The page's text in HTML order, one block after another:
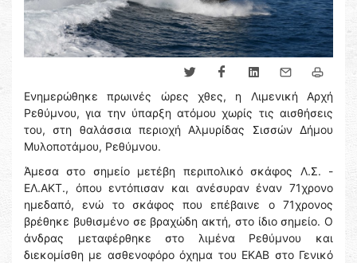
Ενημερώθηκε πρωινές ώρες χθες, η Λιμενική Αρχή
Ρεθύμνου, για την ύπαρξη ατόμου χωρίς τις αισθήσεις
του, στη θαλάσσια περιοχή Αλμυρίδας Σισσών Δήμου
Μυλοποτάμου, Ρεθύμνου.
Άμεσα στο σημείο μετέβη περιπολικό σκάφος Λ.Σ. -
ΕΛ.ΑΚΤ., όπου εντόπισαν και ανέσυραν έναν 71χρονο
ημεδαπό, ενώ το σκάφος που επέβαινε ο 71χρονος
βρέθηκε βυθισμένο σε βραχώδη ακτή, στο ίδιο σημείο. Ο
άνδρας μεταφέρθηκε στο λιμένα Ρεθύμνου και
διεκομίσθη με ασθενοφόρο όχημα του ΕΚΑΒ στο Γενικό